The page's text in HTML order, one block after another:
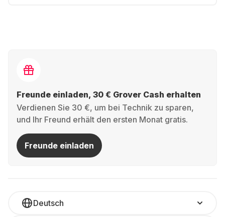
Freunde einladen, 30 € Grover Cash erhalten
Verdienen Sie 30 €, um bei Technik zu sparen,
und Ihr Freund erhält den ersten Monat gratis.
Freunde einladen
Deutsch